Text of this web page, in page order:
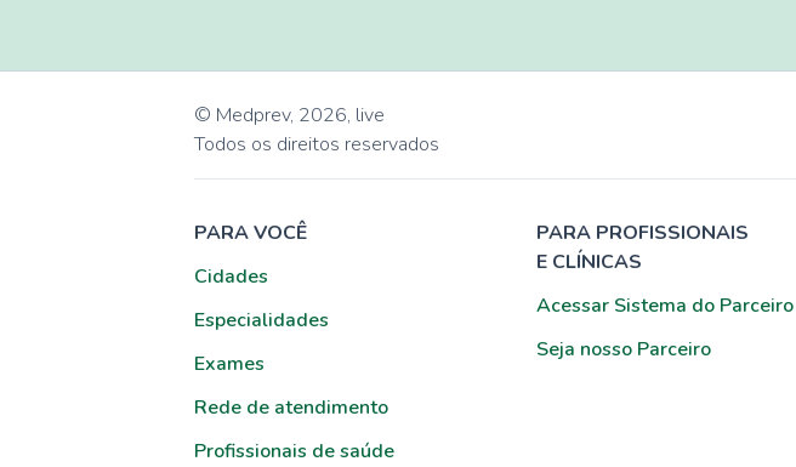
© Medprev, 2026, live
Todos os direitos reservados
PARA VOCÊ
Cidades
Especialidades
Exames
Rede de atendimento
Profissionais de saúde
PARA PROFISSIONAIS
E CLÍNICAS
Acessar Sistema do Parceiro
Seja nosso Parceiro